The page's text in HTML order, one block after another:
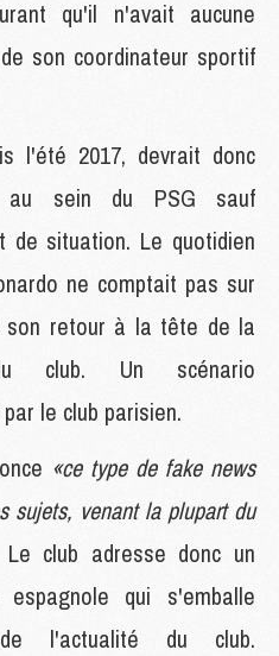
qu'il n'avait aucune
son coordinateur sportif
l'été 2017, devrait donc
au sein du PSG sauf
de situation. Le quotidien
ne comptait pas sur
retour à la tête de la
club. Un scénario
le club parisien.
«ce type de fake news
sujets, venant la plupart du
Le club adresse donc un
qui s'emballe
l'actualité du club.